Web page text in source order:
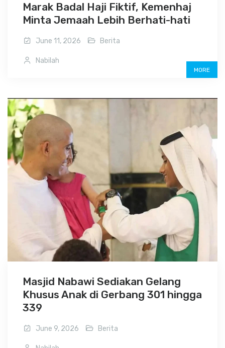
Marak Badal Haji Fiktif, Kemenhaj
Minta Jemaah Lebih Berhati-hati
June 11, 2026 Berita
Nabilah
MORE
Masjid Nabawi Sediakan Gelang
Khusus Anak di Gerbang 301 hingga
339
June 9, 2026 Berita